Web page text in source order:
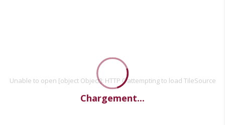
Unable to open [object Object]: HTTP 0 attempting to load TileSource
Chargement...